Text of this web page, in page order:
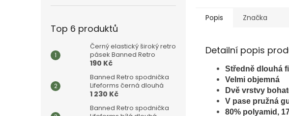
Top 6 produktů
Černý elastický široký retro
pásek Banned Retro
190 Kč
Banned Retro spodnička
Lifeforms černá dlouhá
1 230 Kč
Banned Retro spodnička
Popis Značka
Detailní popis
Středně dlouhá
Velmi objemná
Dvě vrstvy
V pase pružná
80% polyamid,